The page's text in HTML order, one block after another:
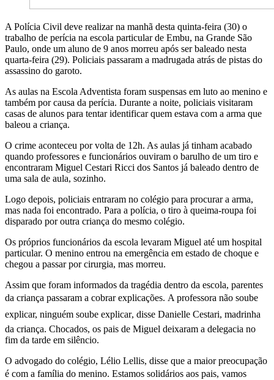
A Polícia Civil deve realizar na manhã desta quinta-feira (30) o
trabalho de perícia na escola particular de Embu, na Grande São
Paulo, onde um aluno de 9 anos morreu após ser baleado nesta
quarta-feira (29). Policiais passaram a madrugada atrás de pistas do
assassino do garoto.
As aulas na Escola Adventista foram suspensas em luto ao menino e
também por causa da perícia. Durante a noite, policiais visitaram
casas de alunos para tentar identificar quem estava com a arma que
baleou a criança.
O crime aconteceu por volta de 12h. As aulas já tinham acabado
quando professores e funcionários ouviram o barulho de um tiro e
encontraram Miguel Cestari Ricci dos Santos já baleado dentro de
uma sala de aula, sozinho.
Logo depois, policiais entraram no colégio para procurar a arma,
mas nada foi encontrado. Para a polícia, o tiro à queima-roupa foi
disparado por outra criança do mesmo colégio.
Os próprios funcionários da escola levaram Miguel até um hospital
particular. O menino entrou na emergência em estado de choque e
chegou a passar por cirurgia, mas morreu.
Assim que foram informados da tragédia dentro da escola, parentes
da criança passaram a cobrar explicações. A professora não soube
explicar, ninguém soube explicar, disse Danielle Cestari, madrinha
da criança. Chocados, os pais de Miguel deixaram a delegacia no
fim da tarde em silêncio.
O advogado do colégio, Lélio Lellis, disse que a maior preocupação
é com a família do menino. Estamos solidários aos pais, vamos